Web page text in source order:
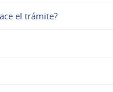
el trámite?